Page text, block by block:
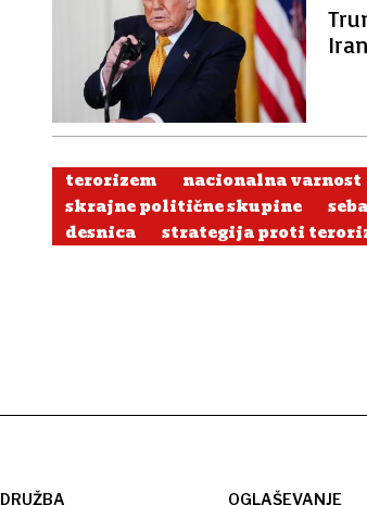
terorizem nacionalna varnost
skrajne politične skupine
desnica
strategija proti
DRUŽBA OGLAŠEVANJE